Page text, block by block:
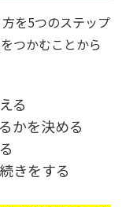
を5つのステップ
つかむことから
る
かを決める
きをする